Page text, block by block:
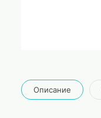
Описание